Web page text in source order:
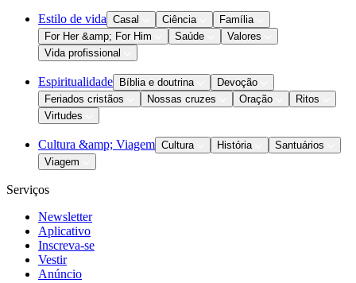
Estilo de vida Casal Ciência
Família
For Her &amp; For Him
Saúde
Valores
Vida profissional
Espiritualidade Bíblia e doutrina
Devoção
Feriados cristãos
Nossas cruzes Oração
Ritos
Virtudes
Cultura &amp; Viagem Cultura História
Santuários
Viagem
Serviços
Newsletter
Aplicativo
Inscreva-se
Vestir
Anúncio